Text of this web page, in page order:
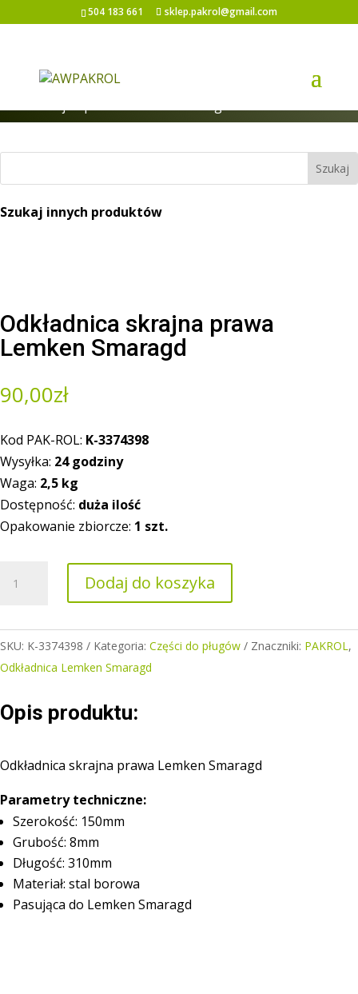
504 183 661 sklep.pakrol@gmail.com
Strona główna
/ Odkładnica
skrajna prawa Lemken Smaragd
Szukaj innych produktów
Odkładnica skrajna prawa
Lemken Smaragd
90,00zł
Kod PAK-ROL: K-3374398
Wysyłka: 24 godziny
Waga: 2,5 kg
Dostępność: duża ilość
Opakowanie zbiorcze: 1 szt.
Odkładnica
prawa
Dodaj do koszyka
SKU: K-3374398 Kategoria: Części do pługów Znaczniki: PAKROL,
Odkładnica Lemken Smaragd
Opis produktu:
Odkładnica skrajna prawa Lemken Smaragd
Parametry techniczne:
Szerokość: 150mm
Grubość: 8mm
Długość: 310mm
Materiał: stal borowa
Pasująca do Lemken Smaragd